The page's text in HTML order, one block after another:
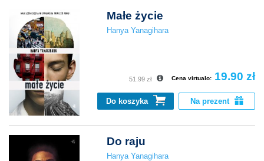
Małe życie
Hanya Yanagihara
Cena virtualo: 19.90 zł
51.99 zł
Do koszyka Na prezent
Do raju
Hanya Yanagihara